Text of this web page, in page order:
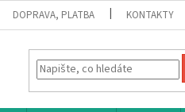
DOPRAVA, PLATBA KONTAKTY